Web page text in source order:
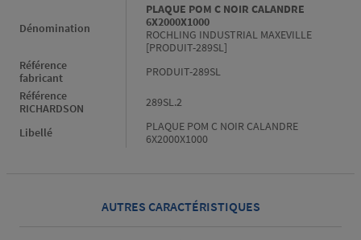
Dénomination
PLAQUE POM C NOIR CALANDRE
6X2000X1000
ROCHLING INDUSTRIAL MAXEVILLE
[PRODUIT-289SL]
Référence
fabricant
PRODUIT-289SL
Référence
RICHARDSON
289SL.2
Libellé
PLAQUE POM C NOIR CALANDRE
6X2000X1000
AUTRES CARACTÉRISTIQUES